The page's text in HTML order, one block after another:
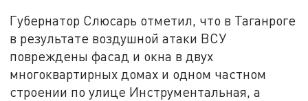
Губернатор Слюсарь отметил, что в Таганроге
в результате воздушной атаки ВСУ
повреждены фасад и окна в двух
многоквартирных домах и одном частном
строении по улице Инструментальная, а